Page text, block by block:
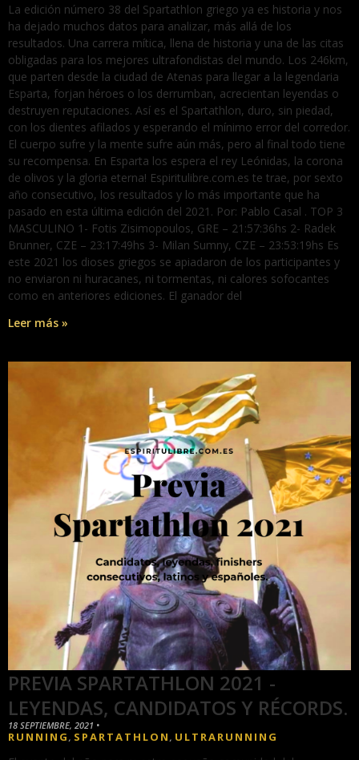
La edición número 38 del Spartathlon griego ya es historia y nos
ha dejado muchos datos para analizar, más allá de los
resultados. Una carrera mítica, llena de historia y una de las citas
obligadas para los mejores ultrafondistas del mundo. Los 246km,
que parten desde la ciudad de Atenas para llegar a la legendaria
Esparta, forjan héroes o los derrumban, acrecientan leyendas o
destruyen reputaciones. Así es el Spartathlon, duro, sin piedad,
con los dientes afilados y esperando el mínimo error del corredor.
El cuerpo sufre y la mente sufre aún más, pero al final todo tiene
su recompensa. En Esparta los espera el rey Leónidas, la corona
de olivos y la gloria eterna! Espiritulibre.com.es te trae, por sexto
año consecutivo, los resultados y lo más importante que ha
pasado en esta última edición del 2021. Por: Pablo Casal . TOP 3
MASCULINO 1- Fotis Zisimopoulos, GRE – 21:57:36hs 2- Radek
Brunner, CZE – 23:17:49hs 3- Milan Sumny, CZE – 23:53:19hs Es
este 2021 los dioses griegos se apiadaron de los participantes y
no enviaron ni huracanes, ni tormentas, ni calores sofocantes
como en anteriores ediciones. El ganador del
Leer más »
PREVIA SPARTATHLON 2021 -
LEYENDAS, CANDIDATOS Y RÉCORDS.
18 SEPTIEMBRE, 2021 •
RUNNING , SPARTATHLON , ULTRARUNNING